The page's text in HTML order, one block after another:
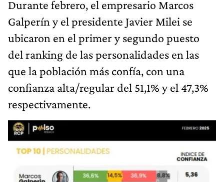
Durante febrero, el empresario Marcos
Galperín y el presidente Javier Milei se
ubicaron en el primer y segundo puesto
del ranking de las personalidades en las
que la población más confía, con una
confianza alta/regular del 51,1% y el 47,3%
respectivamente.